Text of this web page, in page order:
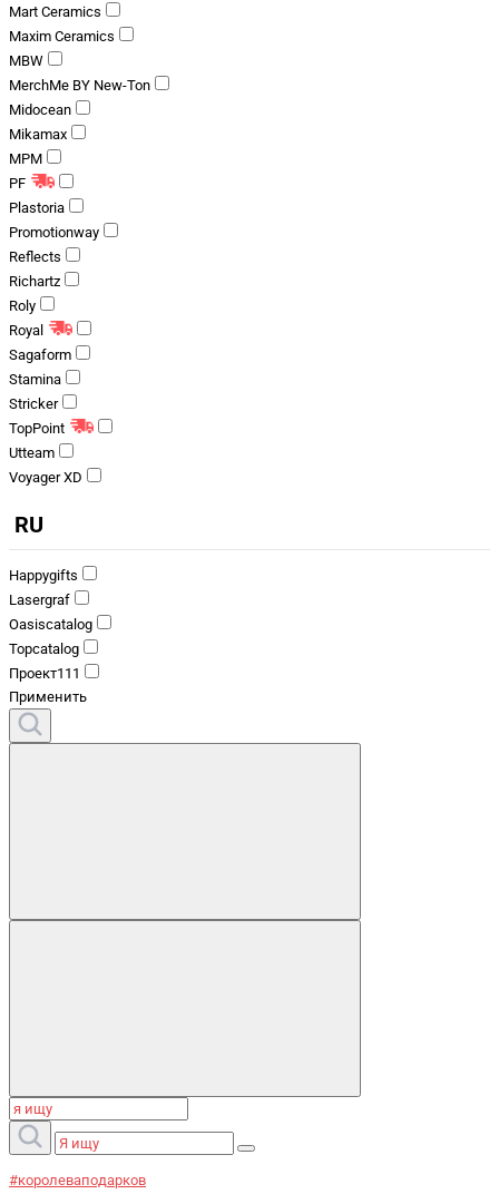
Mart Ceramics
Maxim Ceramics
MBW
MerchMe BY New-Ton
Midocean
Mikamax
MPM
PF
Plastoria
Promotionway
Reflects
Richartz
Roly
Royal
Sagaform
Stamina
Stricker
TopPoint
Utteam
Voyager XD
RU
Happygifts
Lasergraf
Oasiscatalog
Topcatalog
Проект111
Применить
#королеваподарков